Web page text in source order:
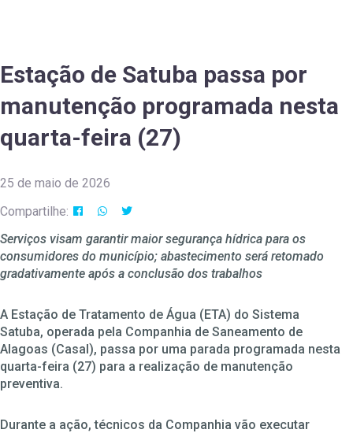
Estação de Satuba passa por
manutenção programada nesta
quarta-feira (27)
25 de maio de 2026
Compartilhe:
Serviços visam garantir maior segurança hídrica para os
consumidores do município; abastecimento será retomado
gradativamente após a conclusão dos trabalhos
A Estação de Tratamento de Água (ETA) do Sistema
Satuba, operada pela Companhia de Saneamento de
Alagoas (Casal), passa por uma parada programada nesta
quarta-feira (27) para a realização de manutenção
preventiva.
Durante a ação, técnicos da Companhia vão executar